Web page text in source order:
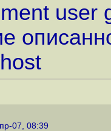
user
07, 08:39